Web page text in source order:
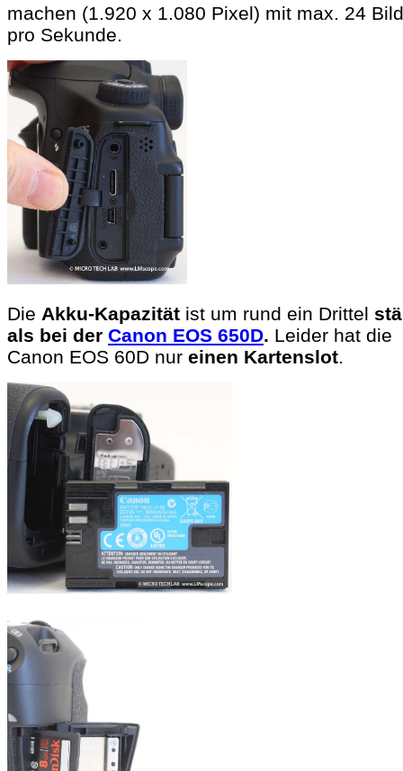
machen (1.920 x 1.080 Pixel) mit max. 24
pro Sekunde.
Die Akku-Kapazität ist um rund ein Drittel
als bei der Canon EOS 650D. Leider hat die
Canon EOS 60D nur einen Kartenslot.